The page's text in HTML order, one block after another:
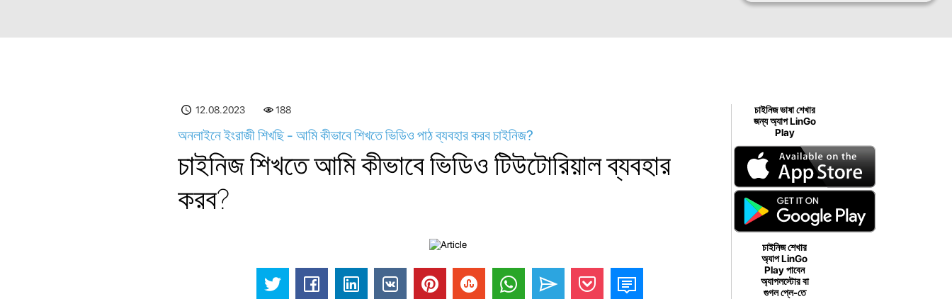
12.08.2023 188
অনলাইনে ইংরাজী শিখছি - আমি কীভাবে শিখতে ভিডিও পাঠ ব্যবহার করব চাইনিজ?
চাইনিজ শিখতে আমি কীভাবে ভিডিও টিউটোরিয়াল ব্যবহার
করব?
চাইনিজ ভাষা শেখার
জন্য অ্যাপ LinGo
Play
চাইনিজ শেখার
অ্যাপ LinGo
Play পাবেন
অ্যাপলস্টোর বা
গুগল প্লে-তে